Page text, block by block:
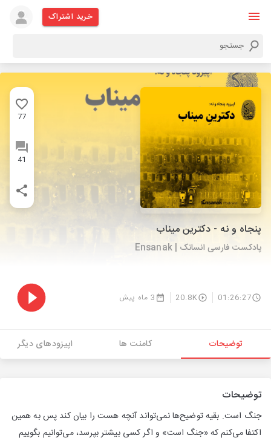
خرید اشتراک
77
41
پنجاه و نه - دکترین میناب
پادکست فارسی انسانک | Ensanak
01:26:27
20.8K 3 ماه پیش
توضیحات کامنت ها اپیزودهای دیگر
توضیحات
جنگ است. بقیه توضیح‌ها نمی‌تواند آنچه هست را بیان کند پس به همین
اکتفا می‌کنم که «جنگ است» و اگر کسی بیشتر بپرسد، می‌توانیم بگوییم